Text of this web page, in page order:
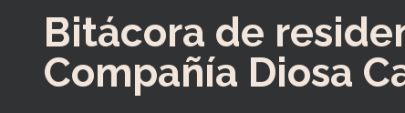
Bitácora de
Compañía Diosa